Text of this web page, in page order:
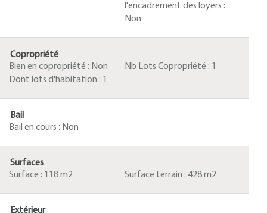
l'encadrement des loyers :
Non
Copropriété
Bien en copropriété : Non Nb Lots Copropriété : 1
Dont lots d'habitation : 1
Bail
Bail en cours : Non
Surfaces
Surface : 118 m2 Surface terrain : 428 m2
Extérieur